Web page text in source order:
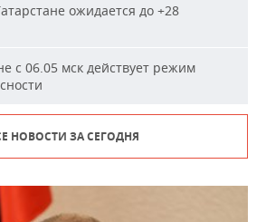
ожидается до +28
с 06.05 мск действует режим
НОВОСТИ ЗА СЕГОДНЯ